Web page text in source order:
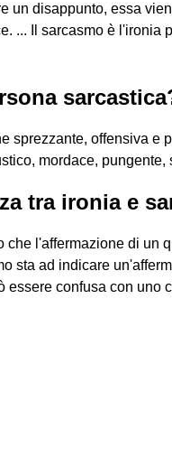
un disappunto, essa
... Il sarcasmo è l'ironia
sprezzante, offensiva e
mordace,
tra ironia e
che l'affermazione di un
sta ad indicare
essere confusa con uno